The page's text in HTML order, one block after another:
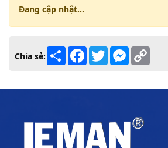
Đang cập nhật...
Chia sẻ: Share Facebook
TwitterMessenger